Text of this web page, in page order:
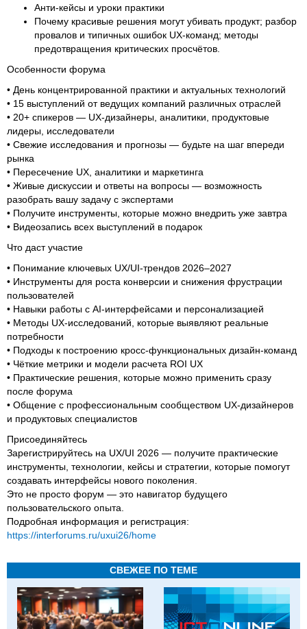
Анти-кейсы и уроки практики
Почему красивые решения могут убивать продукт; разбор
провалов и типичных ошибок UX-команд; методы
предотвращения критических просчётов.
Особенности форума
• День концентрированной практики и актуальных технологий
• 15 выступлений от ведущих компаний различных отраслей
• 20+ спикеров — UX-дизайнеры, аналитики, продуктовые
лидеры, исследователи
• Свежие исследования и прогнозы — будьте на шаг впереди
рынка
• Пересечение UX, аналитики и маркетинга
• Живые дискуссии и ответы на вопросы — возможность
разобрать вашу задачу с экспертами
• Получите инструменты, которые можно внедрить уже завтра
• Видеозапись всех выступлений в подарок
Что даст участие
• Понимание ключевых UX/UI-трендов 2026–2027
• Инструменты для роста конверсии и снижения фрустрации
пользователей
• Навыки работы с AI-интерфейсами и персонализацией
• Методы UX-исследований, которые выявляют реальные
потребности
• Подходы к построению кросс-функциональных дизайн-команд
• Чёткие метрики и модели расчета ROI UX
• Практические решения, которые можно применить сразу
после форума
• Общение с профессиональным сообществом UX-дизайнеров
и продуктовых специалистов
Присоединяйтесь
Зарегистрируйтесь на UX/UI 2026 — получите практические
инструменты, технологии, кейсы и стратегии, которые помогут
создавать интерфейсы нового поколения.
Это не просто форум — это навигатор будущего
пользовательского опыта.
Подробная информация и регистрация:
https://interforums.ru/uxui26/home
СВЕЖЕЕ ПО ТЕМЕ